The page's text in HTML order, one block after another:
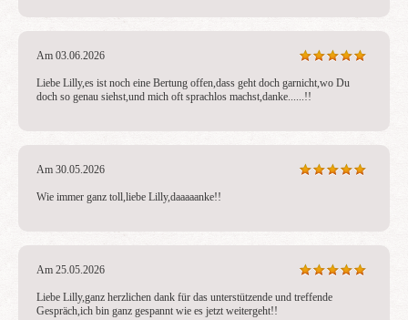
Am 03.06.2026
Liebe Lilly,es ist noch eine Bertung offen,dass geht doch garnicht,wo Du
doch so genau siehst,und mich oft sprachlos machst,danke......!!
Am 30.05.2026
Wie immer ganz toll,liebe Lilly,daaaaanke!!
Am 25.05.2026
Liebe Lilly,ganz herzlichen dank für das unterstützende und treffende
Gespräch,ich bin ganz gespannt wie es jetzt weitergeht!!